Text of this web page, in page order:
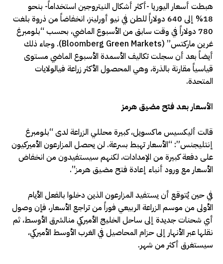
هبطت أسعار اليوريا -أكثر أشكال النيتروجين استخداماً- بنحو
18% إلى 640 دولاراً للطن في نيو أورلينز، انخفاضاً من ذروة بلغت
780 دولاراً في وقت سابق من الأسبوع الماضي، بحسب “بلومبرغ
غرين ماركتس” (Bloomberg Green Markets). وجاء ذلك
أيضاً بعد أن سجلت تكاليف الأسمدة الأسبوع الماضي مستوى
قياسياً مقارنة بالذرة، وهي المحصول الأكثر زراعة فيالولايات
المتحدة.
الأسعار بعد فتح مضيق هرمز
قالت أليكسيس ماكسويل، كبيرة محللي الزراعة لدى “بلومبرغ
إنتليجنس”: “الأسعار تهبط بسرعة. لن يحصل المزارعون الأميركيون
على دفعة كبيرة من الإمدادات، لكنهم سيستفيدون من انخفاض
الأسعار مع ورود أنباء إعادة فتح مضيق هرمز”.
في حين يُتوقع أن يستفيد المزارعون الذين دخلوا بالفعل الأيام
الأولى من موسم الزراعة الربيعي فوراً من تراجع الأسعار، فإن وصول
أي شحنات جديدة إلى ساحل الخليج الأميركي منالشرق الأوسط، ثم
نقلها عبر الأنهار إلى حزام المحاصيل في الغرب الأوسط الأميركي،
سيستغرق أكثر من شهر.